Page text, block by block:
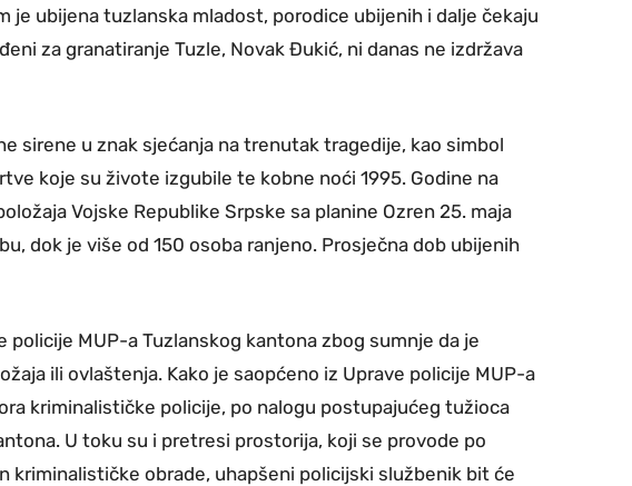
je ubijena tuzlanska mladost, porodice ubijenih i dalje čekaju
za granatiranje Tuzle, Novak Đukić, ni danas ne izdržava
sirene u znak sjećanja na trenutak tragedije, kao simbol
koje su živote izgubile te kobne noći 1995. Godine na
Vojske Republike Srpske sa planine Ozren 25. maja
dok je više od 150 osoba ranjeno. Prosječna dob ubijenih
policije MUP-a Tuzlanskog kantona zbog sumnje da je
ili ovlaštenja. Kako je saopćeno iz Uprave policije MUP-a
kriminalističke policije, po nalogu postupajućeg tužioca
U toku su i pretresi prostorija, koji se provode po
kriminalističke obrade, uhapšeni policijski službenik bit će